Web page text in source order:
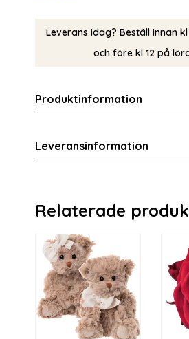
Leverans idag? Beställ innan
och före kl 12 på
Produktinformation
Leveransinformation
Relaterade